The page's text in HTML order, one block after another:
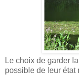
Le choix de garder
possible de leur état